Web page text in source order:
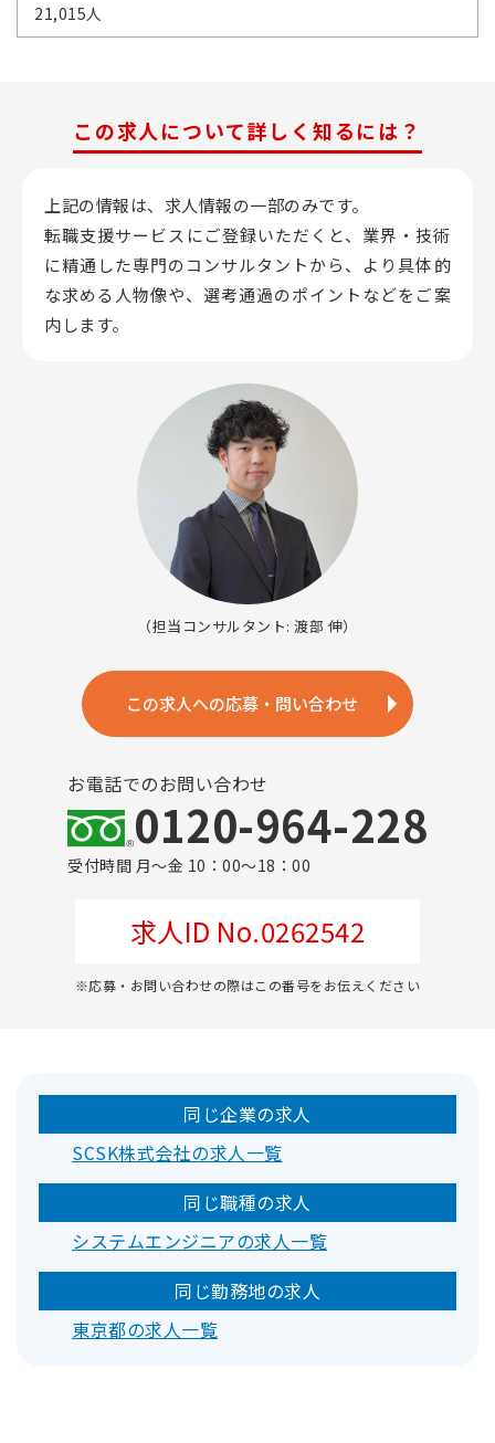
21,015人
この求人について詳しく知るには？
上記の情報は、求人情報の一部のみです。
転職支援サービスにご登録いただくと、業界・技術
に精通した専門のコンサルタントから、 より具体的
な求める人物像や、選考通過のポイントなどをご案
内します。
（担当コンサルタント: 渡部 伸）
この求人への応募・問い合わせ
お電話でのお問い合わせ
0120-964-228
受付時間 月～金 10：00～18：00
求人ID No.0262542
※応募・お問い合わせの際はこの番号をお伝えください
同じ企業の求人
SCSK株式会社の求人一覧
同じ職種の求人
システムエンジニアの求人一覧
同じ勤務地の求人
東京都の求人一覧